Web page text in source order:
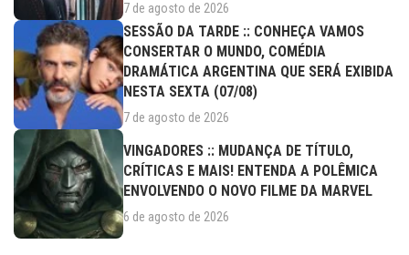
7 de agosto de 2026
SESSÃO DA TARDE :: CONHEÇA VAMOS
CONSERTAR O MUNDO, COMÉDIA
DRAMÁTICA ARGENTINA QUE SERÁ EXIBIDA
NESTA SEXTA (07/08)
7 de agosto de 2026
VINGADORES :: MUDANÇA DE TÍTULO,
CRÍTICAS E MAIS! ENTENDA A POLÊMICA
ENVOLVENDO O NOVO FILME DA MARVEL
6 de agosto de 2026